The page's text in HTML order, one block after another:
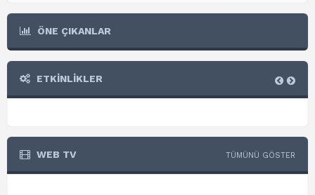
ÖNE ÇIKANLAR
ETKİNLİKLER
WEB TV TÜMÜNÜ GÖSTER